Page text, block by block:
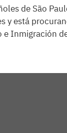
de São
está
Inmigración